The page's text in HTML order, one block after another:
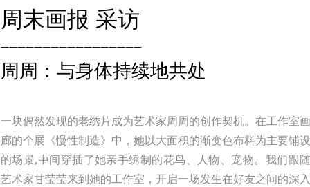
周末画报 采访
—————————————————
周周：与身体持续地共处
一块偶然发现的老绣片成为艺术家周周的创作契机。在工作室画
廊的个展《慢性制造》中，她以大面积的渐变色布料为主要铺设
的场景,中间穿插了她亲手绣制的花鸟、人物、宠物。我们跟随
艺术家甘莹莹来到她的工作室，开启一场发生在好友之间的深入